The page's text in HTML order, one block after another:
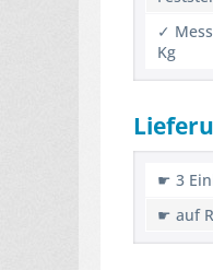
✓
Kg
☛ 3
☛ auf